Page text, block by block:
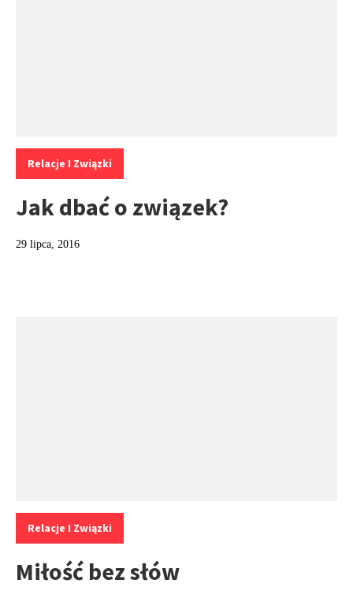
Kategorie:
Relacje I Związki
Jak dbać o związek?
29 lipca, 2016
Kategorie:
Relacje I Związki
Miłość bez słów